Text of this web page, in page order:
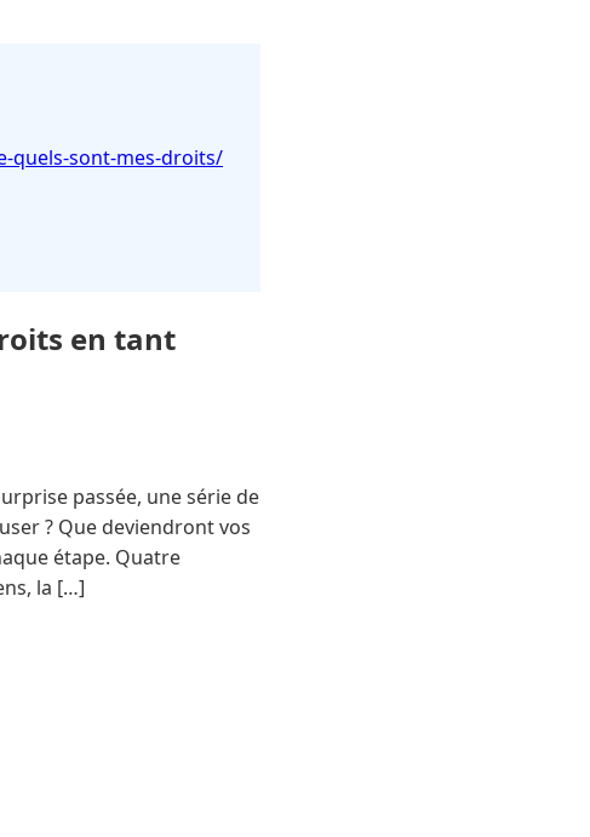
quels-sont-mes-droits/
en tant
passée, une série de
? Que deviendront vos
étape. Quatre
la […]